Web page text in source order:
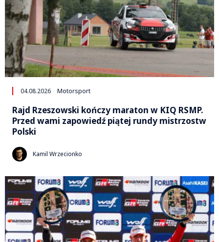
04.08.2026 Motorsport
Rajd Rzeszowski kończy maraton w KIQ RSMP.
Przed wami zapowiedź piątej rundy mistrzostw
Polski
Kamil Wrzecionko